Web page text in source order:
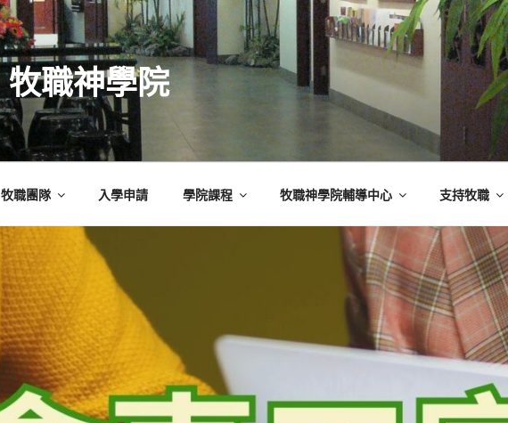
牧職神學院
牧職團隊 入學申請 學院課程 牧職神學院輔導中心 支持牧職